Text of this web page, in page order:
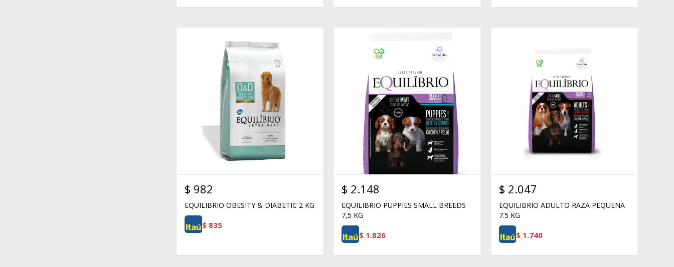
$ 982
EQUILIBRIO OBESITY & DIABETIC 2 KG
$ 835
$ 2.148
EQUILIBRIO PUPPIES SMALL BREEDS
7,5 KG
$ 1.826
$ 2.047
EQUILIBRIO ADULTO RAZA PEQUENA
7.5 KG
$ 1.740